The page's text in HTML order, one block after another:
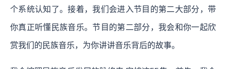
个系统认知了。接着，我们会进入节目的第二大部分，带
你真正听懂民族音乐。节目的第二部分，我会和你一起欣
赏我们的民族音乐，为你讲讲音乐背后的故事。